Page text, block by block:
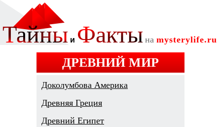
ДРЕВНИЙ МИР
Доколумбова Америка
Древняя Греция
Древний Египет